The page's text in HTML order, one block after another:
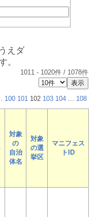
えダ
。
1011 - 1020件 / 1078件
100 101 102 103 104 ... 108
対象
の
自治
体名
対象
の選
挙区
マニフェス
トID